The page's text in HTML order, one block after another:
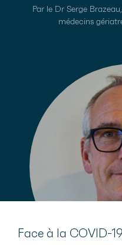
Par le Dr Serge
médecins
Face à la COVID-